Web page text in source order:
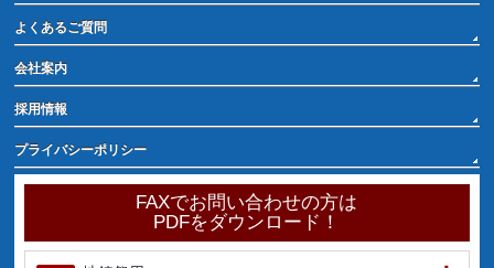
よくあるご質問
会社案内
採用情報
プライバシーポリシー
FAXでお問い合わせの方は
PDFをダウンロード！